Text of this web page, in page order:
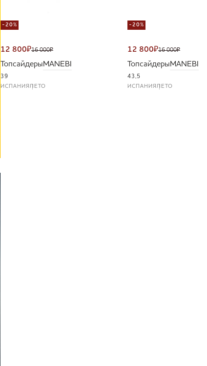
-20%
12 800₽16 000₽
ТопсайдерыMANEBI
39
ИСПАНИЯЛЕТО
-20%
12 800₽16 000₽
ТопсайдерыMANEBI
43,5
ИСПАНИЯЛЕТО